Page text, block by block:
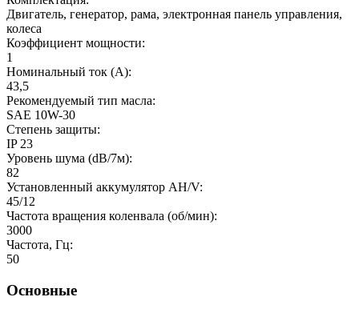
Двигатель, генератор, рама, электронная панель управления,
колеса
Коэффициент мощности:
1
Номинальный ток (А):
43,5
Рекомендуемый тип масла:
SAE 10W-30
Степень защиты:
IP 23
Уровень шума (dB/7м):
82
Установленный аккумулятор AH/V:
45/12
Частота вращения коленвала (об/мин):
3000
Частота, Гц:
50
Основные